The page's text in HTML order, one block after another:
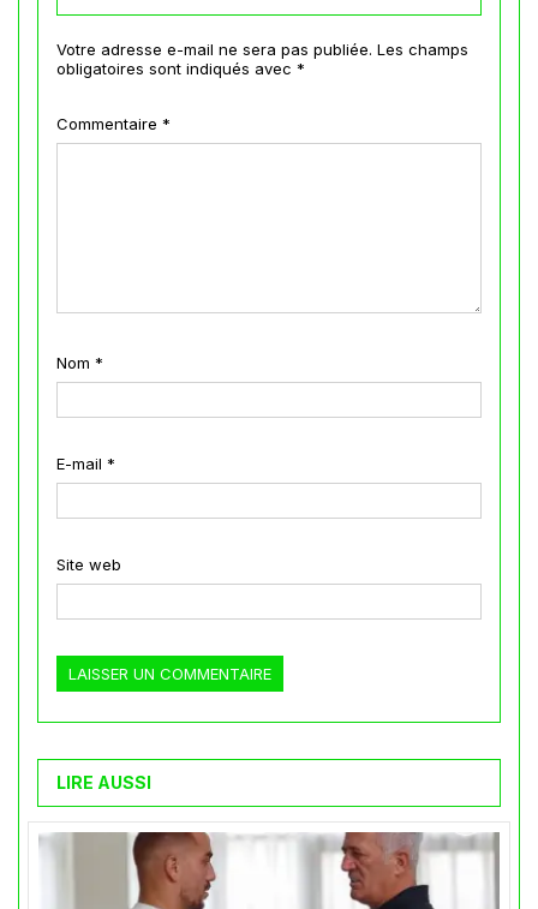
Votre adresse e-mail ne sera pas publiée. Les champs
obligatoires sont indiqués avec *
Commentaire *
Nom *
E-mail *
Site web
LIRE AUSSI